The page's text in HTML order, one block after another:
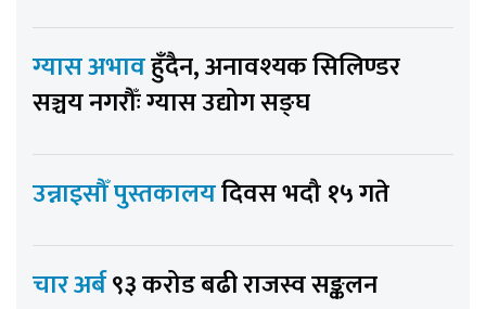
ग्यास अभावहुँदैन, अनावश्यक सिलिण्डर
सञ्चय नगरौँः ग्यास उद्योग सङ्घ
उन्नाइसौँ पुस्तकालयदिवस भदौ १५ गते
चार अर्ब९३ करोड बढी राजस्व सङ्कलन